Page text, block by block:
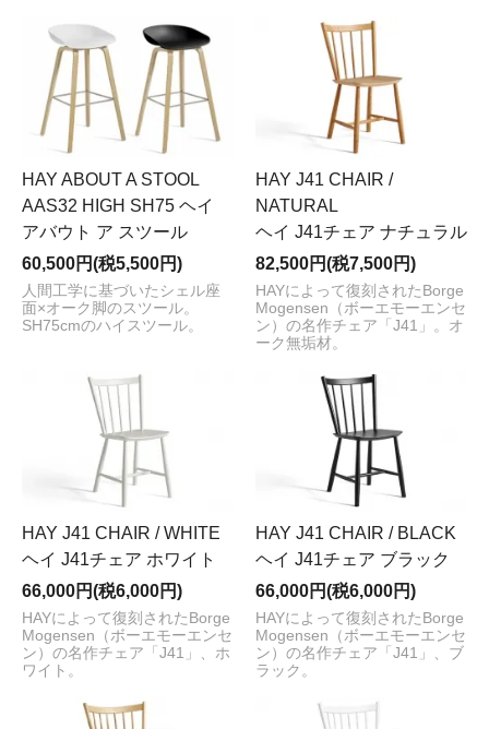
HAY ABOUT A STOOL
AAS32 HIGH SH75 ヘイ
アバウト ア スツール
60,500円(税5,500円)
人間工学に基づいたシェル座
面×オーク脚のスツール。
SH75cmのハイスツール。
HAY J41 CHAIR /
NATURAL
ヘイ J41チェア ナチュラル
82,500円(税7,500円)
HAYによって復刻されたBorge
Mogensen（ボーエモーエンセ
ン）の名作チェア「J41」。オ
ーク無垢材。
HAY J41 CHAIR / WHITE
ヘイ J41チェア ホワイト
66,000円(税6,000円)
HAYによって復刻されたBorge
Mogensen（ボーエモーエンセ
ン）の名作チェア「J41」、ホ
ワイト。
HAY J41 CHAIR / BLACK
ヘイ J41チェア ブラック
66,000円(税6,000円)
HAYによって復刻されたBorge
Mogensen（ボーエモーエンセ
ン）の名作チェア「J41」、ブ
ラック。